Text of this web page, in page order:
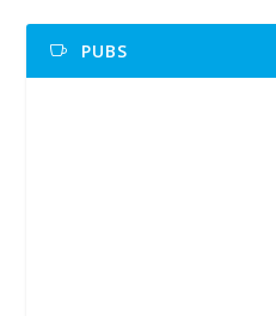
PUBS